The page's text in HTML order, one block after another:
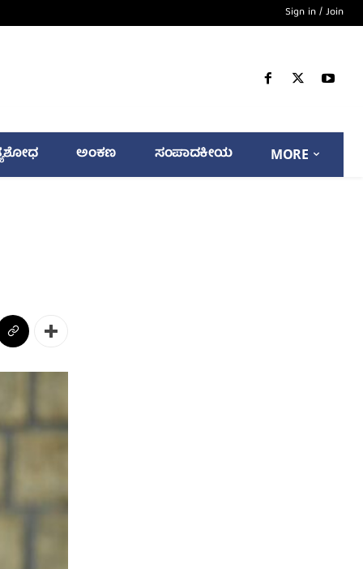
Sign in / Join
ಅಂಕಣ ಸಂಪಾದಕೀಯ MORE